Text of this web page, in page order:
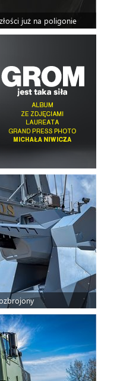
już na poligonie